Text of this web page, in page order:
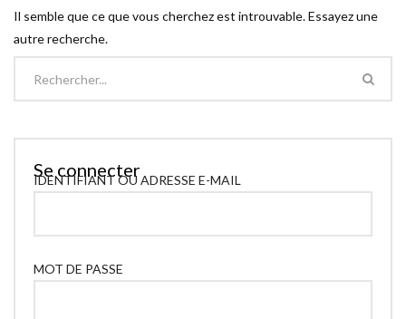
Il semble que ce que vous cherchez est introuvable. Essayez une
autre recherche.
Se connecter
IDENTIFIANT OU ADRESSE E-MAIL
MOT DE PASSE